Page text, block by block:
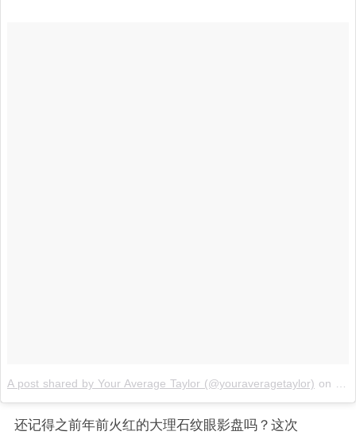
A post shared by Your Average Taylor (@youraveragetaylor) on
还记得之前年前火红的大理石纹眼影盘吗？这次